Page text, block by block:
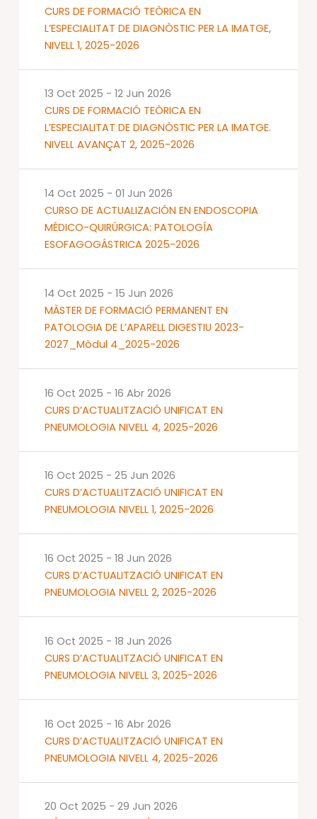
CURS DE FORMACIÓ TEÒRICA EN
L’ESPECIALITAT DE DIAGNÒSTIC PER LA IMATGE,
NIVELL 1, 2025-2026
CURS DE FORMACIÓ TEÒRICA EN
L’ESPECIALITAT DE DIAGNÒSTIC PER LA IMATGE.
NIVELL AVANÇAT 2, 2025-2026
13 Oct 2025 - 12 Jun 2026
CURSO DE ACTUALIZACIÓN EN ENDOSCOPIA
MÉDICO-QUIRÚRGICA: PATOLOGÍA
ESOFAGOGÁSTRICA 2025-2026
14 Oct 2025 - 01 Jun 2026
MÀSTER DE FORMACIÓ PERMANENT EN
PATOLOGIA DE L’APARELL DIGESTIU 2023-
2027_Mòdul 4_2025-2026
14 Oct 2025 - 15 Jun 2026
CURS D’ACTUALITZACIÓ UNIFICAT EN
PNEUMOLOGIA NIVELL 4, 2025-2026
16 Oct 2025 - 16 Abr 2026
CURS D’ACTUALITZACIÓ UNIFICAT EN
PNEUMOLOGIA NIVELL 1, 2025-2026
16 Oct 2025 - 25 Jun 2026
CURS D’ACTUALITZACIÓ UNIFICAT EN
PNEUMOLOGIA NIVELL 2, 2025-2026
16 Oct 2025 - 18 Jun 2026
CURS D’ACTUALITZACIÓ UNIFICAT EN
PNEUMOLOGIA NIVELL 3, 2025-2026
16 Oct 2025 - 18 Jun 2026
CURS D’ACTUALITZACIÓ UNIFICAT EN
PNEUMOLOGIA NIVELL 4, 2025-2026
16 Oct 2025 - 16 Abr 2026
20 Oct 2025 - 29 Jun 2026